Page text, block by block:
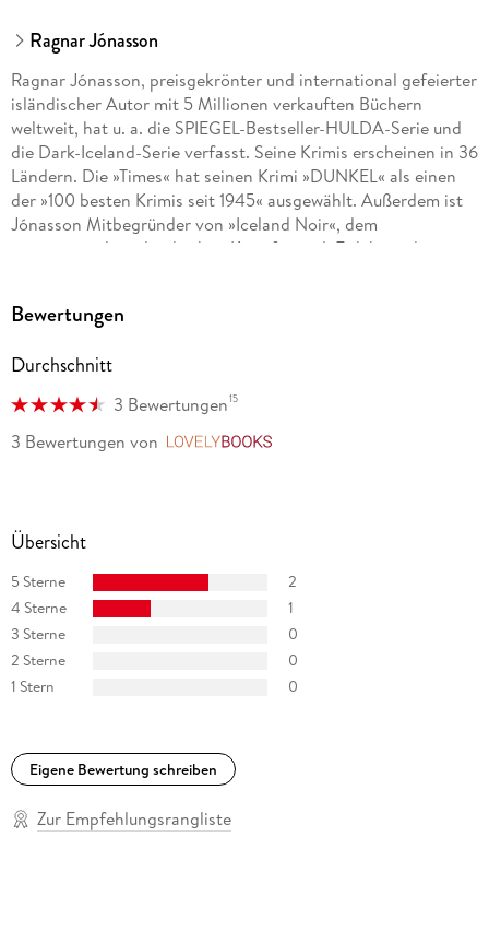
Ragnar Jónasson
Ragnar Jónasson, preisgekrönter und international gefeierter
isländischer Autor mit 5 Millionen verkauften Büchern
weltweit, hat u. a. die SPIEGEL-Bestseller-HULDA-Serie und
die Dark-Iceland-Serie verfasst. Seine Krimis erscheinen in 36
Ländern. Die »Times« hat seinen Krimi »DUNKEL« als einen
der »100 besten Krimis seit 1945« ausgewählt. Außerdem ist
Jónasson Mitbegründer von »Iceland Noir«, dem
internationalen isländischen Krimifestival. Er lebt und
Rechtswissenschaften. Zusätzlich ist er Vorstandsmitglied
Bewertungen
Durchschnitt
3 Bewertungen15
3 Bewertungen von
Übersicht
5 Sterne
2
4 Sterne
1
3 Sterne
0
2 Sterne
0
1 Stern
0
Eigene Bewertung schreiben
Zur Empfehlungsrangliste